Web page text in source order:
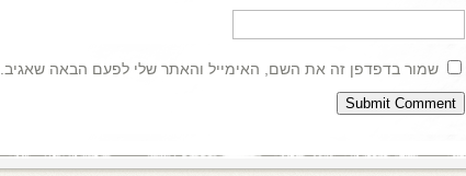
שמור בדפדפן זה את השם, האימייל והאתר שלי לפעם הבאה שאגיב.